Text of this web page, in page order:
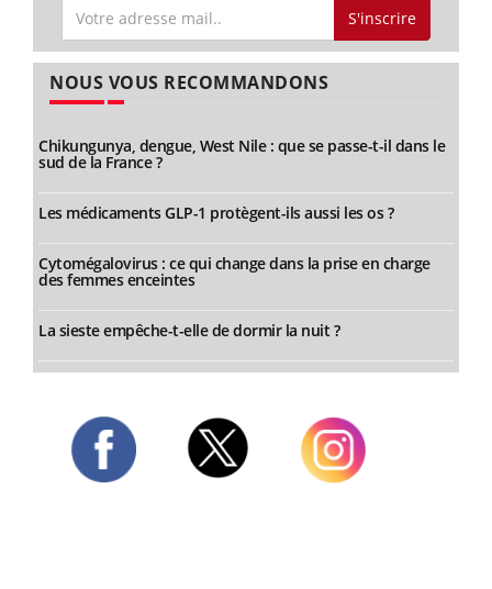
S'inscrire
NOUS VOUS RECOMMANDONS
Chikungunya, dengue, West Nile : que se passe-t-il dans le
sud de la France ?
Les médicaments GLP-1 protègent-ils aussi les os ?
Cytomégalovirus : ce qui change dans la prise en charge
des femmes enceintes
La sieste empêche-t-elle de dormir la nuit ?